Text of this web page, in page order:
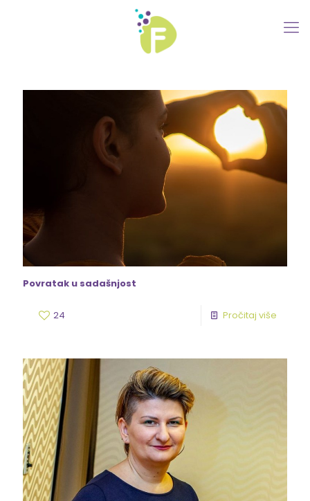
Povratak u sadašnjost
24 Pročitaj više